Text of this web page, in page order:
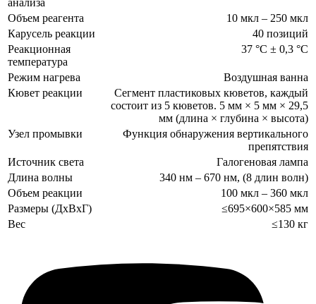
Объем реагента
10 мкл – 250 мкл
Карусель реакции
40 позиций
Реакционная
температура
37 °C ± 0,3 °C
Режим нагрева
Воздушная ванна
Кювет реакции
Сегмент пластиковых кюветов, каждый
состоит из 5 кюветов. 5 мм × 5 мм × 29,5
мм (длина × глубина × высота)
Узел промывки
Функция обнаружения вертикального
препятствия
Источник света
Галогеновая лампа
Длина волны
340 нм – 670 нм, (8 длин волн)
Объем реакции
100 мкл – 360 мкл
Размеры (ДхВхГ)
≤695×600×585 мм
Вес
≤130 кг